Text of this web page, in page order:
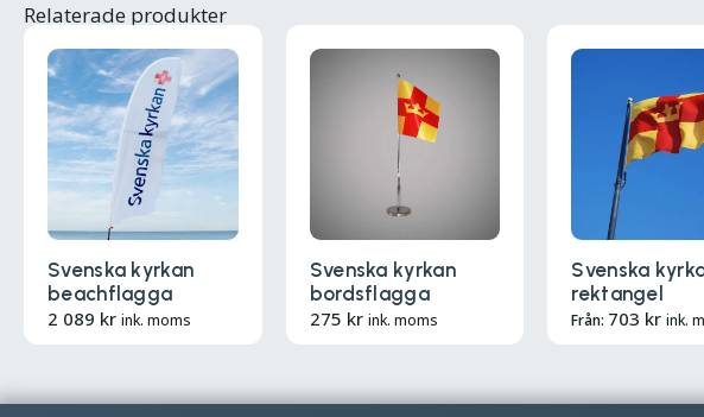
Relaterade produkter
Svenska kyrkan
beachflagga
2 089 kr ink. moms
Svenska kyrkan
bordsflagga
275 kr ink. moms
Svenska
rektangel
Från: 703 kr ink.